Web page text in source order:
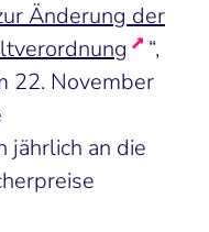
Änderung der
“,
22. November
jährlich an die